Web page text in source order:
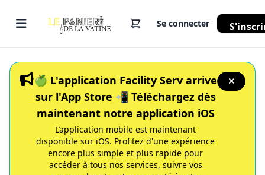
Se connecter
🍏 L'application Facility Serv arrive
sur l'App Store 📲 Téléchargez dès
maintenant notre application iOS
L’application mobile est maintenant
disponible sur iOS. Profitez d'une expérience
encore plus simple et plus rapide pour
accéder à tous nos services, suivre vos